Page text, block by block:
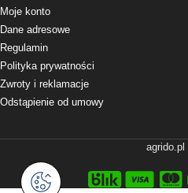
Moje konto
Dane adresowe
Regulamin
Polityka prywatności
Zwroty i reklamacje
Odstąpienie od umowy
agrido.pl